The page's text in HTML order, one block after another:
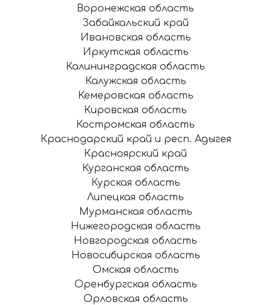
Воронежская область
Забайкальский край
Ивановская область
Иркутская область
Калининградская область
Калужская область
Кемеровская область
Кировская область
Костромская область
Краснодарский край и респ. Адыгея
Красноярский край
Курганская область
Курская область
Липецкая область
Мурманская область
Нижегородская область
Новгородская область
Новосибирская область
Омская область
Оренбургская область
Орловская область